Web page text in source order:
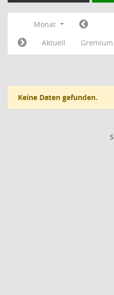
Monat
Aktuell
Keine Daten gefunden.